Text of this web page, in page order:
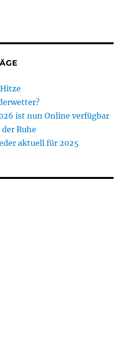
ist nun Online verfügbar
Ruhe
aktuell für 2025